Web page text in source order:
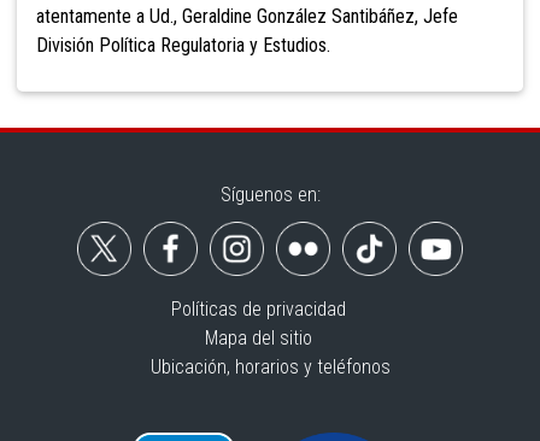
atentamente a Ud., Geraldine González Santibáñez, Jefe
División Política Regulatoria y Estudios.
Síguenos en:
Políticas de privacidad
Mapa del sitio
Ubicación, horarios y teléfonos